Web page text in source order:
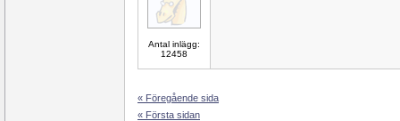
Antal inlägg:
12458
« Föregående sida
« Första sidan